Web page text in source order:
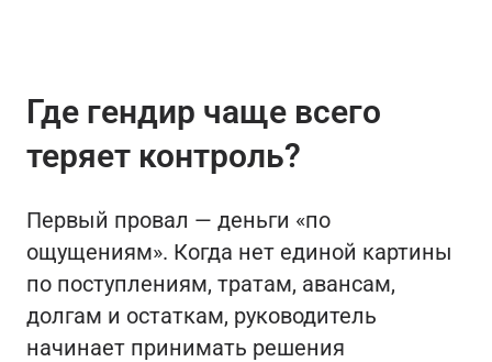
Где гендир чаще всего
теряет контроль?
Первый провал — деньги «по
ощущениям». Когда нет единой картины
по поступлениям, тратам, авансам,
долгам и остаткам, руководитель
начинает принимать решения